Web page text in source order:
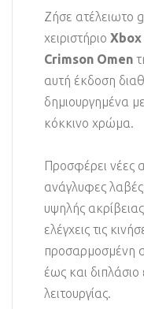
Ζήσε ατέλειωτο
χειριστήριο Χbox
Crimson Omen
αυτή έκδοση
δημιουργημένα
κόκκινο χρώμα.
Προσφέρει νέες
ανάγλυφες
υψηλής
ελέγχεις τις
προσαρμοσμένη
έως και
λειτουργίας.